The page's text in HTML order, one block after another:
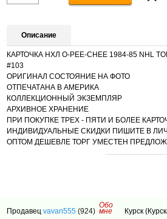
Описание
КАРТОЧКА НХЛ O-PEE-CHEE 1984-85 NHL
#103
ОРИГИНАЛ СОСТОЯНИЕ НА ФОТО
ОТПЕЧАТАНА В АМЕРИКА
КОЛЛЕКЦИОННЫЙ ЭКЗЕМПЛЯР
АРХИВНОЕ ХРАНЕНИЕ
ПРИ ПОКУПКЕ ТРЕХ - ПЯТИ И БОЛЕЕ
ИНДИВИДУАЛЬНЫЕ СКИДКИ ПИШИТЕ В
ОПТОМ ДЕШЕВЛЕ ТОРГ УМЕСТЕН
Продавецvavan555 (924)
Обо
мне Курск